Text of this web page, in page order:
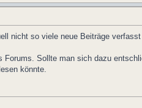
nicht so viele neue Beiträge
Sollte man sich dazu
könnte.